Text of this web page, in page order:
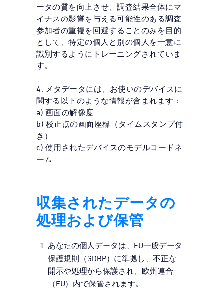
ータの質を向上させ、調査結果全体にマ
イナスの影響を与える可能性のある調査
参加者の重複を回避することのみを目的
として、特定の個人と別の個人を一意に
識別するようにトレーニングされていま
す。
4. メタデータには、お使いのデバイスに
関する以下のような情報が含まれます：
a) 画面の解像度
b) 校正点の画面座標（タイムスタンプ付
き）
c) 使用されたデバイスのモデルコードネ
ーム
収集されたデータの
処理および保管
あなたの個人データは、EU一般データ
保護規則（GDRP）に準拠し、不正な
開示や処理から保護され、欧州連合
（EU）内で保管されます。